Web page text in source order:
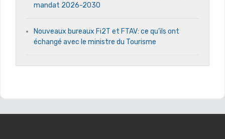
mandat 2026-2030
Nouveaux bureaux Fi2T et FTAV: ce qu’ils ont
échangé avec le ministre du Tourisme